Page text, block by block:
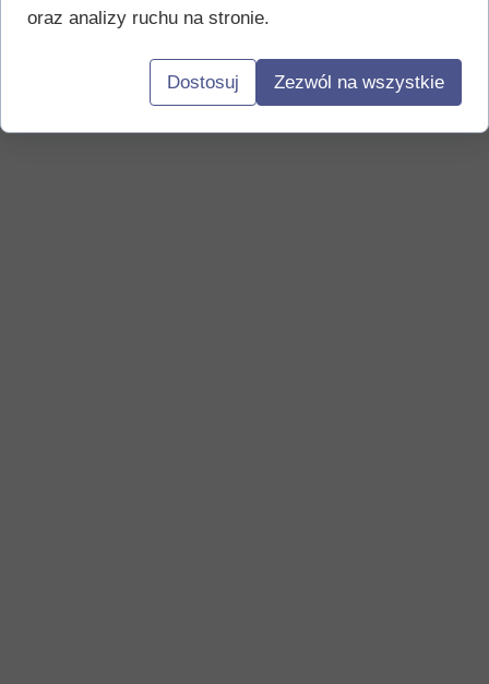
oraz analizy ruchu na stronie.
Dostosuj Zezwól na wszystkie